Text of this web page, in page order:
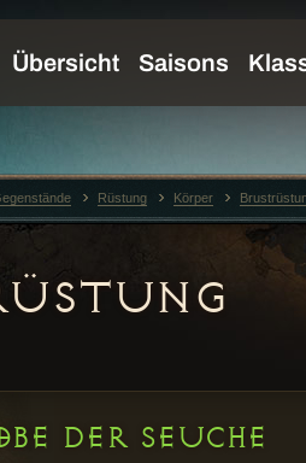
DER SEUCHE
Rüstung Körper